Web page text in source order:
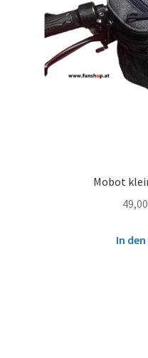
Mobot
49,00
In